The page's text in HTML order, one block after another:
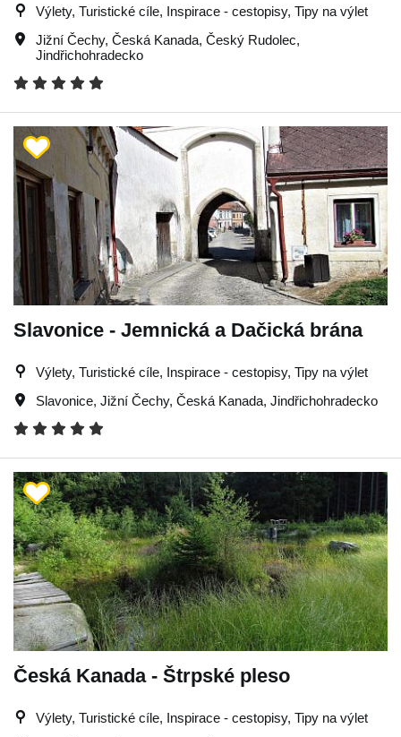
Výlety, Turistické cíle, Inspirace - cestopisy, Tipy na výlet
Jižní Čechy, Česká Kanada, Český Rudolec,
Jindřichohradecko
Slavonice - Jemnická a Dačická brána
Výlety, Turistické cíle, Inspirace - cestopisy, Tipy na výlet
Slavonice, Jižní Čechy, Česká Kanada, Jindřichohradecko
Česká Kanada - Štrpské pleso
Výlety, Turistické cíle, Inspirace - cestopisy, Tipy na výlet